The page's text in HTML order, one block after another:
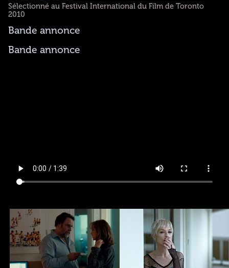
Sélectionné au Festival International du Film de Toronto
2010
Bande annonce
Bande annonce